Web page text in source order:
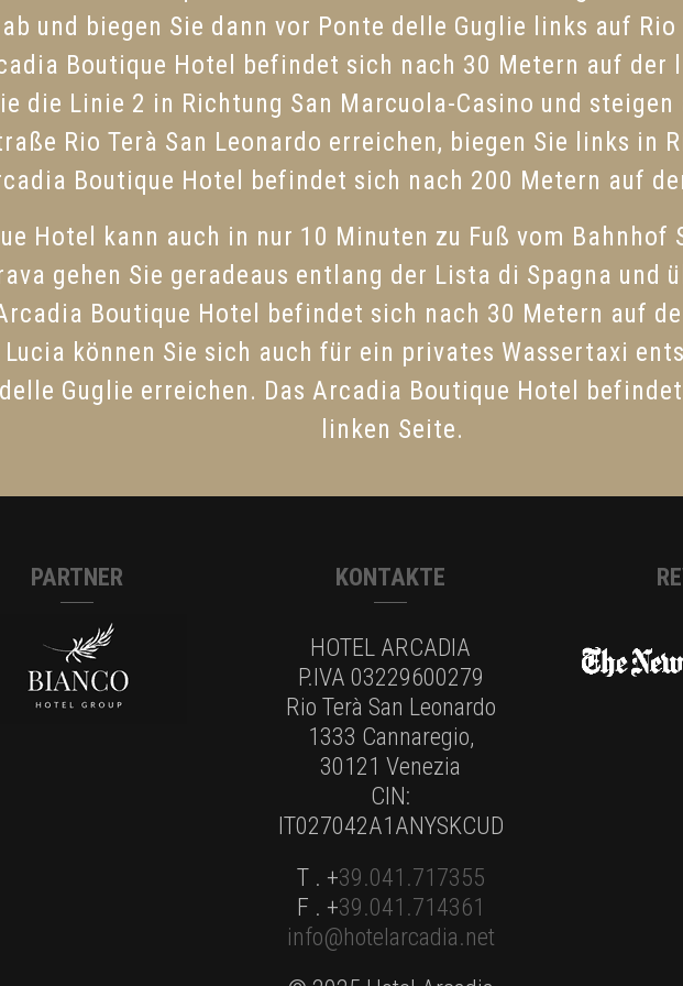
und biegen Sie dann vor Ponte delle Guglie links auf Rio
Boutique Hotel befindet sich nach 30 Metern auf der
die Linie 2 in Richtung San Marcuola-Casino und
Rio Terà San Leonardo erreichen, biegen Sie links in
Boutique Hotel befindet sich nach 200 Metern auf
Hotel kann auch in nur 10 Minuten zu Fuß vom Bahnhof
gehen Sie geradeaus entlang der Lista di Spagna und
Boutique Hotel befindet sich nach 30 Metern auf
können Sie sich auch für ein privates Wassertaxi
Guglie erreichen. Das Arcadia Boutique Hotel
linken Seite.
PARTNER KONTAKTE
HOTEL ARCADIA
P.IVA 03229600279
Rio Terà San Leonardo
1333 Cannaregio,
30121 Venezia
CIN:
IT027042A1ANYSKCUD
T . +39.041.717355
F . +39.041.714361
info@hotelarcadia.net